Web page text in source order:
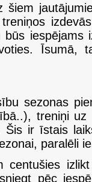
šiem
iespējams
sezonas
treniņi
Šis ir īstais
paralēli
centušies
pēc